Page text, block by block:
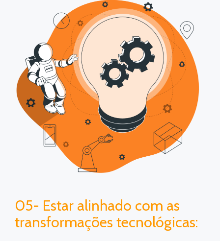
05- Estar alinhado com as
transformações tecnológicas: